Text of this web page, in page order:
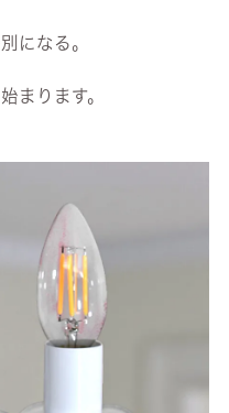
になる。
まります。